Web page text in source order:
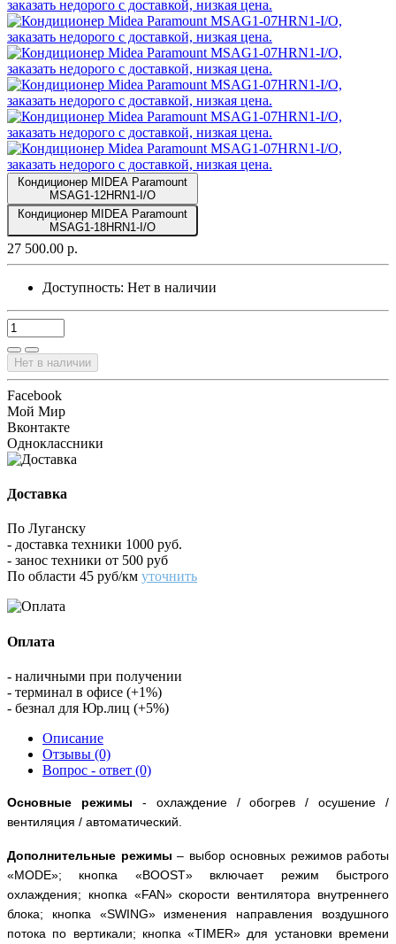
Кондиционер MIDEA Paramount
MSAG1-12HRN1-I/O
Кондиционер MIDEA Paramount
MSAG1-18HRN1-I/O
27 500.00 р.
Доступность: Нет в наличии
Нет в наличии
Facebook
Мой Мир
Вконтакте
Одноклассники
Доставка
По Луганску
- доставка техники 1000 руб.
- занос техники от 500 руб
По области 45 руб/км уточнить
Оплата
- наличными при получении
- терминал в офисе (+1%)
- безнал для Юр.лиц (+5%)
Описание
Отзывы (0)
Вопрос - ответ (0)
Основные режимы - охлаждение / обогрев / осушение /
вентиляция / автоматический.
Дополнительные режимы – выбор основных режимов работы
«MODE»; кнопка «BOOST» включает режим быстрого
охлаждения; кнопка «FAN» скорости вентилятора внутреннего
блока; кнопка «SWING» изменения направления воздушного
потока по вертикали; кнопка «TIMER» для установки времени